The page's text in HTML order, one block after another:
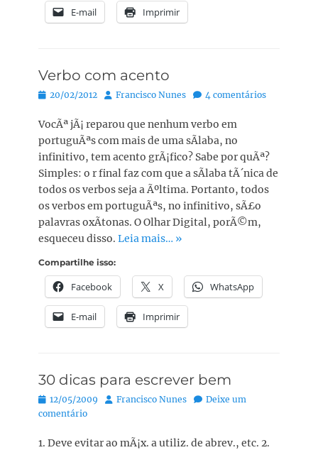
E-mail Imprimir
Verbo com acento
Posted
20/02/2012 Autor:
Francisco Nunes 4 comentários
VocÃª jÃ¡ reparou que nenhum verbo em
portuguÃªs com mais de uma sÃ­laba, no
infinitivo, tem acento grÃ¡fico? Sabe por quÃª?
Simples: o r final faz com que a sÃ­laba tÃ´nica de
todos os verbos seja a Ãºltima. Portanto, todos
os verbos em portuguÃªs, no infinitivo, sÃ£o
palavras oxÃ­tonas. O Olhar Digital, porÃ©m,
esqueceu disso. Leia mais… »
Compartilhe isso:
Facebook X WhatsApp
E-mail Imprimir
30 dicas para escrever bem
Posted
on
12/05/2009 Autor:
Francisco Nunes
Deixe um
comentário
1. Deve evitar ao mÃ¡x. a utiliz. de abrev., etc. 2.